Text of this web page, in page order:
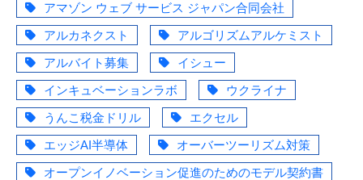
アマゾン ウェブ サービス ジャパン合同会社
アルカネクスト
アルゴリズムアルケミスト
アルバイト募集
イシュー
インキュベーションラボ
ウクライナ
うんこ税金ドリル
エクセル
エッジAI半導体
オーバーツーリズム対策
オープンイノベーション促進のためのモデル契約書